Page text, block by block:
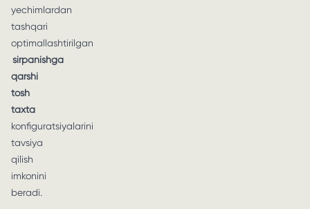
yechimlardan
tashqari
optimallashtirilgan
sirpanishga
qarshi
tosh
taxta
konfiguratsiyalarini
tavsiya
qilish
imkonini
beradi.